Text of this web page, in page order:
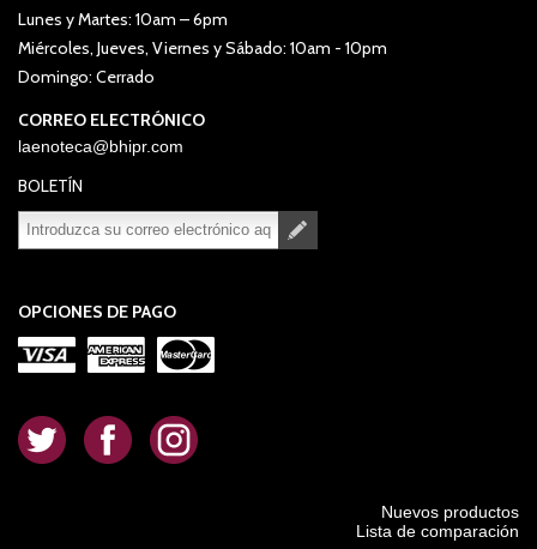
Lunes y Martes: 10am – 6pm
Miércoles, Jueves, Viernes y Sábado: 10am - 10pm
Domingo: Cerrado
CORREO ELECTRÓNICO
laenoteca@bhipr.com
BOLETÍN
OPCIONES DE PAGO
. . .
Nuevos productos
Lista de comparación